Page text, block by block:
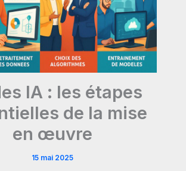
IA : les étapes
de la mise
en œuvre
15 mai 2025